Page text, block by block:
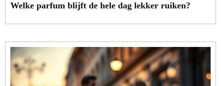
Welke parfum blijft de hele dag lekker ruiken?